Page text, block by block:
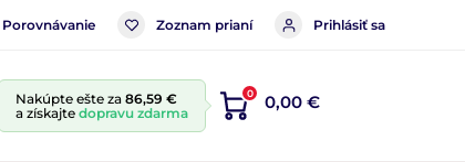
Porovnávanie Zoznam prianí Prihlásiť sa
Nakúpte ešte za 86,59 €
a získajte dopravu zdarma
0 0,00 €